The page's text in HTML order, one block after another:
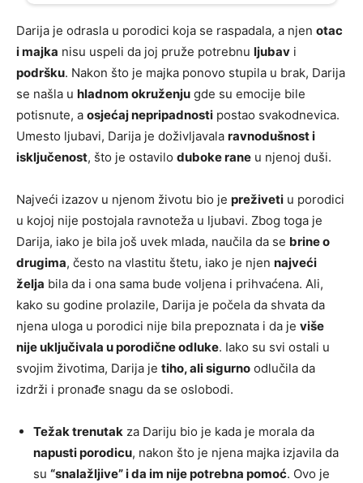
Darija je odrasla u porodici koja se raspadala, a njen otac
i majka nisu uspeli da joj pruže potrebnu ljubav i
podršku. Nakon što je majka ponovo stupila u brak, Darija
se našla u hladnom okruženju gde su emocije bile
potisnute, a osjećaj nepripadnosti postao svakodnevica.
Umesto ljubavi, Darija je doživljavala ravnodušnost i
isključenost, što je ostavilo duboke rane u njenoj duši.
Najveći izazov u njenom životu bio je preživeti u porodici
u kojoj nije postojala ravnoteža u ljubavi. Zbog toga je
Darija, iako je bila još uvek mlada, naučila da se brine o
drugima, često na vlastitu štetu, iako je njen najveći
želja bila da i ona sama bude voljena i prihvaćena. Ali,
kako su godine prolazile, Darija je počela da shvata da
njena uloga u porodici nije bila prepoznata i da je više
nije uključivala u porodične odluke. Iako su svi ostali u
svojim životima, Darija je tiho, ali sigurno odlučila da
izdrži i pronađe snagu da se oslobodi.
Težak trenutak za Dariju bio je kada je morala da
napusti porodicu, nakon što je njena majka izjavila da
su “snalažljive” i da im nije potrebna pomoć. Ovo je